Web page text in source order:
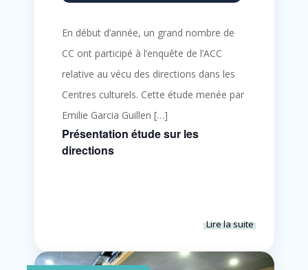
Présentation étude sur les
directions
En début d’année, un grand nombre de
CC ont participé à l’enquête de l’ACC
relative au vécu des directions dans les
Centres culturels. Cette étude menée par
Emilie Garcia Guillen […]
Lire la suite